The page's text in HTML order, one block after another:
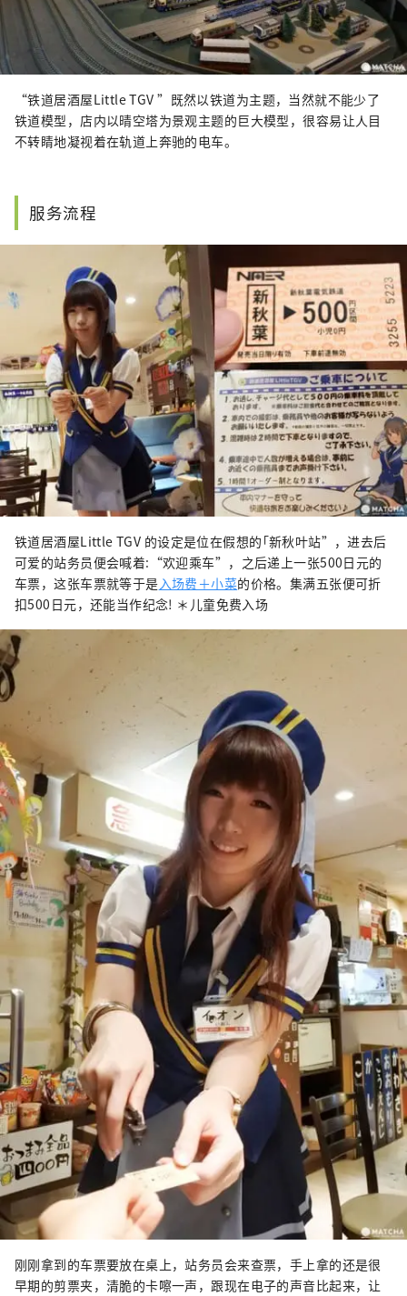
“铁道居酒屋Little TGV ”既然以铁道为主题，当然就不能少了
铁道模型，店内以晴空塔为景观主题的巨大模型，很容易让人目
不转睛地凝视着在轨道上奔驰的电车。
服务流程
铁道居酒屋Little TGV 的设定是位在假想的｢新秋叶站”，进去后
可爱的站务员便会喊着:“欢迎乘车”，之后递上一张500日元的
车票，这张车票就等于是 入场费＋小菜的价格。集满五张便可折
扣500日元，还能当作纪念! ＊儿童免费入场
刚刚拿到的车票要放在桌上，站务员会来查票，手上拿的还是很
早期的剪票夹，清脆的卡嚓一声，跟现在电子的声音比起来，让